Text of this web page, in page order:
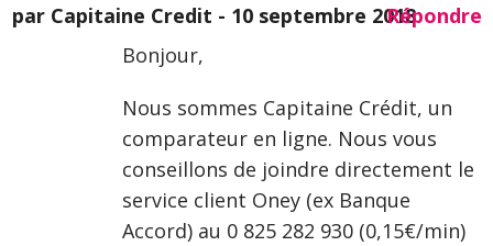
par Capitaine Credit - 10 septembre 2018Répondre
Bonjour,
Nous sommes Capitaine Crédit, un
comparateur en ligne. Nous vous
conseillons de joindre directement le
service client Oney (ex Banque
Accord) au 0 825 282 930 (0,15€/min)